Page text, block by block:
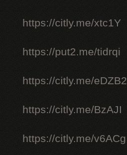
https://citly.me/xtc1Y
https://put2.me/tidrqi
https://citly.me/eDZB2
https://citly.me/BzAJI
https://citly.me/v6ACg